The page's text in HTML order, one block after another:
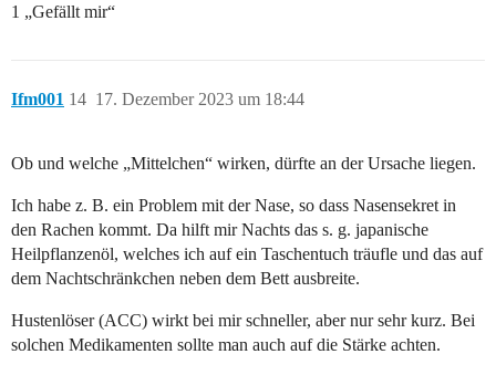
1 „Gefällt mir“
Ifm001 17. Dezember 2023 um 18:44
14
Ob und welche „Mittelchen“ wirken, dürfte an der Ursache liegen.
Ich habe z. B. ein Problem mit der Nase, so dass Nasensekret in
den Rachen kommt. Da hilft mir Nachts das s. g. japanische
Heilpflanzenöl, welches ich auf ein Taschentuch träufle und das auf
dem Nachtschränkchen neben dem Bett ausbreite.
Hustenlöser (ACC) wirkt bei mir schneller, aber nur sehr kurz. Bei
solchen Medikamenten sollte man auch auf die Stärke achten.